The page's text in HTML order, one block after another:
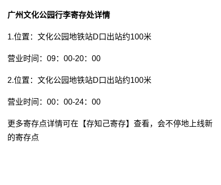
广州文化公园行李寄存处详情
1.位置：文化公园地铁站D口出站约100米
营业时间：09：00-20：00
2.位置：文化公园地铁站D口出站约100米
营业时间：00：00-24：00
更多寄存点详情可在【存知己寄存】查看，会不停地上线新
的寄存点